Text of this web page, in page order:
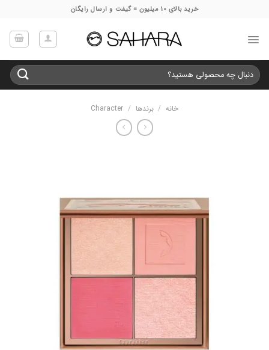
خرید بالای 10 میلیون = گیفت و ارسال رایگان
جستجو
برای:
خانه / برندها /
Character